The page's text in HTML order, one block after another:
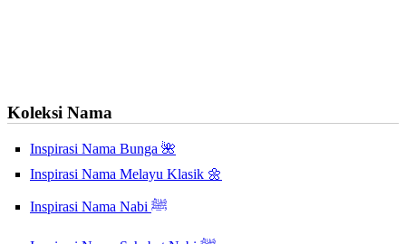
Koleksi Nama
Inspirasi Nama Bunga 🌺
Inspirasi Nama Melayu Klasik 🌼
Inspirasi Nama Nabi ﷺ